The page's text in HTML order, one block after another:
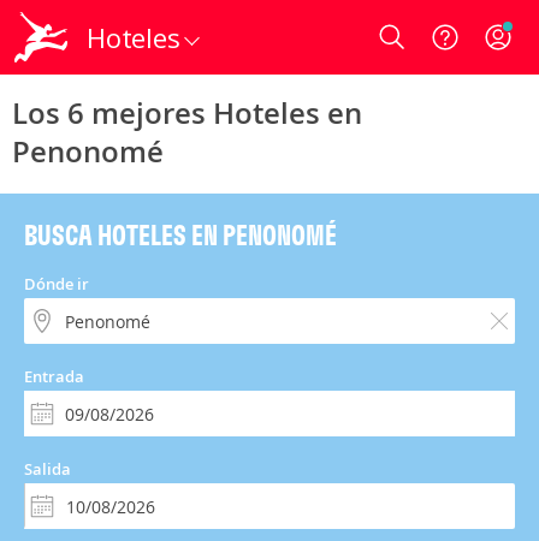
Hoteles Login
Los 6 mejores Hoteles en
Penonomé
BUSCA HOTELES EN PENONOMÉ
Dónde ir
Entrada
Salida